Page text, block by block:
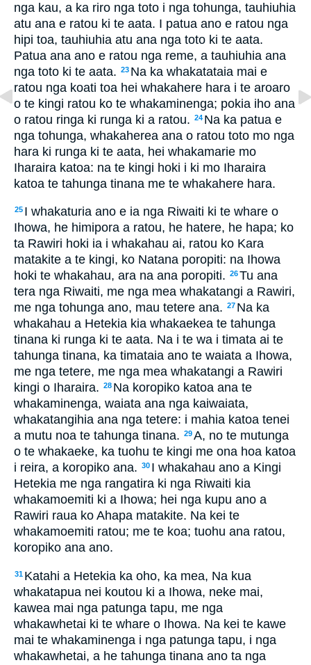
nga kau, a ka riro nga toto i nga tohunga, tauhiuhia
atu ana e ratou ki te aata. I patua ano e ratou nga
hipi toa, tauhiuhia atu ana nga toto ki te aata.
Patua ana ano e ratou nga reme, a tauhiuhia ana
nga toto ki te aata. 23 Na ka whakatataia mai e
ratou nga koati toa hei whakahere hara i te aroaro
o te kingi ratou ko te whakaminenga; pokia iho ana
o ratou ringa ki runga ki a ratou. 24 Na ka patua e
nga tohunga, whakaherea ana o ratou toto mo nga
hara ki runga ki te aata, hei whakamarie mo
Iharaira katoa: na te kingi hoki i ki mo Iharaira
katoa te tahunga tinana me te whakahere hara.
25 I whakaturia ano e ia nga Riwaiti ki te whare o
Ihowa, he himipora a ratou, he hatere, he hapa; ko
ta Rawiri hoki ia i whakahau ai, ratou ko Kara
matakite a te kingi, ko Natana poropiti: na Ihowa
hoki te whakahau, ara na ana poropiti. 26Tu ana
tera nga Riwaiti, me nga mea whakatangi a Rawiri,
me nga tohunga ano, mau tetere ana. 27 Na ka
whakahau a Hetekia kia whakaekea te tahunga
tinana ki runga ki te aata. Na i te wa i timata ai te
tahunga tinana, ka timataia ano te waiata a Ihowa,
me nga tetere, me nga mea whakatangi a Rawiri
kingi o Iharaira. 28 Na koropiko katoa ana te
whakaminenga, waiata ana nga kaiwaiata,
whakatangihia ana nga tetere: i mahia katoa tenei
a mutu noa te tahunga tinana. 29A, no te mutunga
o te whakaeke, ka tuohu te kingi me ona hoa katoa
i reira, a koropiko ana. 30 I whakahau ano a Kingi
Hetekia me nga rangatira ki nga Riwaiti kia
whakamoemiti ki a Ihowa; hei nga kupu ano a
Rawiri raua ko Ahapa matakite. Na kei te
whakamoemiti ratou; me te koa; tuohu ana ratou,
koropiko ana ano.
31 Katahi a Hetekia ka oho, ka mea, Na kua
whakatapua nei koutou ki a Ihowa, neke mai,
kawea mai nga patunga tapu, me nga
whakawhetai ki te whare o Ihowa. Na kei te kawe
mai te whakaminenga i nga patunga tapu, i nga
whakawhetai, a he tahunga tinana ano ta nga